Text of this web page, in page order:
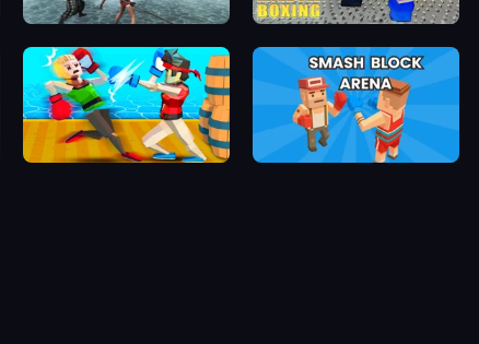
Fight Arena Online Obby: Ragdoll Boxing
Funny Ragdoll Wrestlers Smash Block Arena